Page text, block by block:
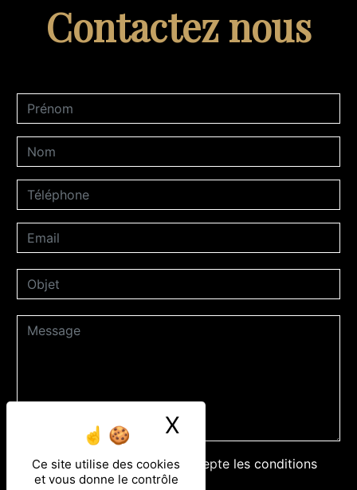
Ce site utilise des cookies
et vous donne le contrôle
X
Contactez nous
En cochant cette case, j'accepte les conditions
particulières ci-dessous **